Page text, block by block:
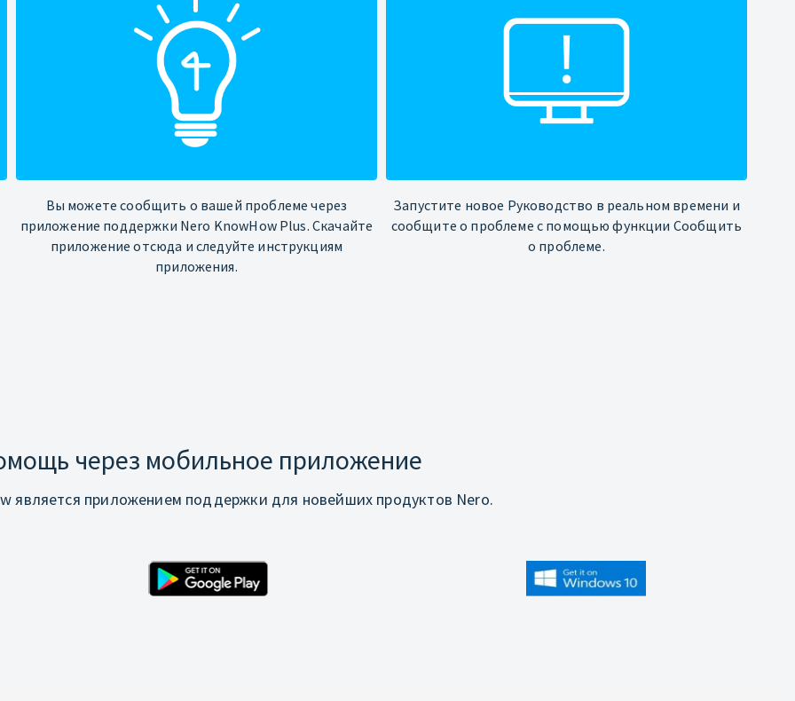
Вы можете сообщить о вашей проблеме через
приложение поддержки Nero KnowHow Plus. Скачайте
приложение отсюда и следуйте инструкциям
приложения.
Запустите новое Руководство в реальном времени и
сообщите о проблеме с помощью функции Сообщить
о проблеме.
через мобильное приложение
является приложением поддержки для новейших продуктов Nero.